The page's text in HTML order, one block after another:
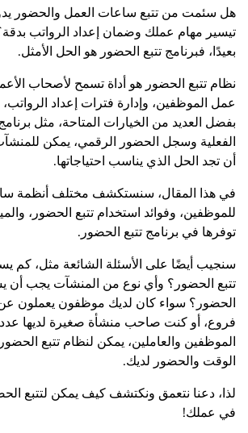
هل سئمت من تتبع ساعات العمل والحضور
تيسير مهام عملك وضمان إعداد الرواتب
بعيدًا، فبرنامج تتبع الحضور هو الحل الأمثل.
نظام تتبع الحضور هو أداة تسمح لأصحاب
عمل الموظفين، وإدارة فترات إعداد
بفضل العديد من الخيارات المتاحة، مثل
الفعلية وسجل الحضور الرقمي، يمكن
أن تجد الحل الذي يناسب احتياجاتها.
في هذا المقال، سنستكشف مختلف أنظمة
للموظفين، وفوائد استخدام تتبع الحضور،
توفرها في برنامج تتبع الحضور.
سنجيب أيضًا على الأسئلة الشائعة مثل، كم
تتبع الحضور؟ وأي نوع من المنشآت يجب أن
الحضور؟ سواء كان لديك موظفون يعملون
فروع، أو كنت صاحب منشأة صغيرة لديها
الموظفين والعاملين، يمكن لنظام تتبع
الوقت والحضور لديك.
لذا، دعنا نتعمق ونكتشف كيف يمكن لتتبع
في عملك!